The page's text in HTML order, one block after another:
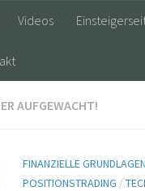
Videos
AUFGEWACHT!
FINANZIELLE GRUNDLAGEN
POSITIONSTRADING /